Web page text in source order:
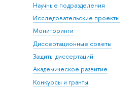
Научные подразделения
Исследовательские проекты
Мониторинги
Диссертационные советы
Защиты диссертаций
Академическое развитие
Конкурсы и гранты